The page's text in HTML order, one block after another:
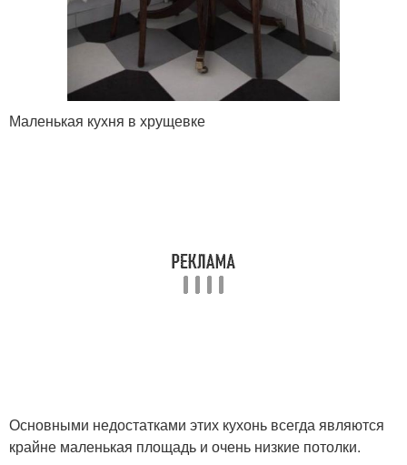
Маленькая кухня в хрущевке
Основными недостатками этих кухонь всегда являются
крайне маленькая площадь и очень низкие потолки.